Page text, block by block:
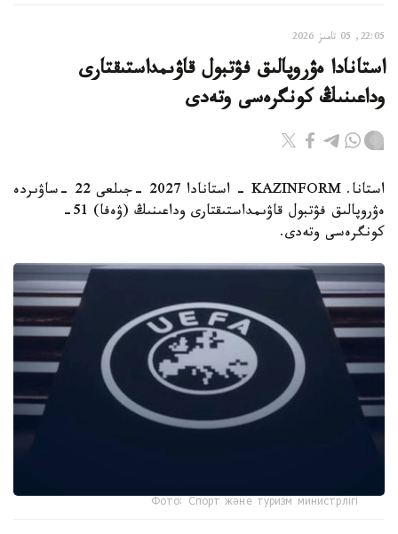
22:05, 05 تامىز 2026
استانادا ەۋروپالىق فۋتبول قاۋىمداستىقتارى
وداعىنىڭ كونگرەسى وتەدى
استانا. KAZINFORM - استانادا 2027 -جىلعى 22 -ساۋىردە
ەۋروپالىق فۋتبول قاۋىمداستىقتارى وداعىنىڭ (ۋەفا) 51-
كونگرەسى وتەدى.
Фото: Спорт және туризм министрлігі